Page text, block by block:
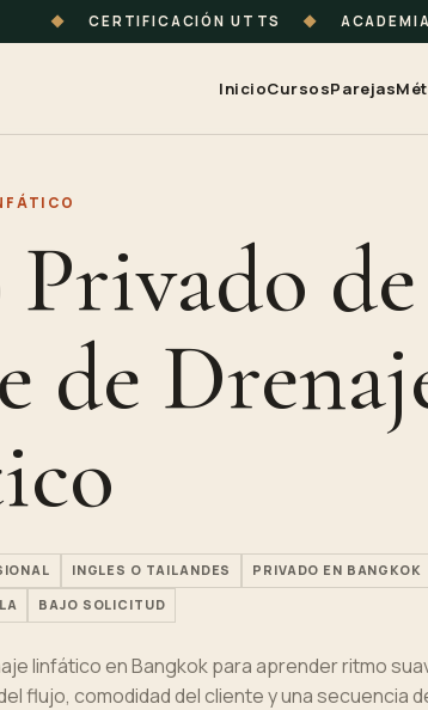
◆ CERTIFICACIÓN UTTS ◆
InicioCursosParejas
de
de
INGLES O TAILANDES PRIVADO EN BANGKOK
BAJO SOLICITUD
linfático en Bangkok para aprender ritmo
flujo, comodidad del cliente y una secuencia